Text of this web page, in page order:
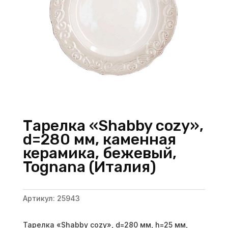
Тарелка «Shabby cozy»,
d=280 мм, каменная
керамика, бежевый,
Tognana (Италия)
Артикул: 25943
Тарелка «Shabby cozy», d=280 мм, h=25 мм,